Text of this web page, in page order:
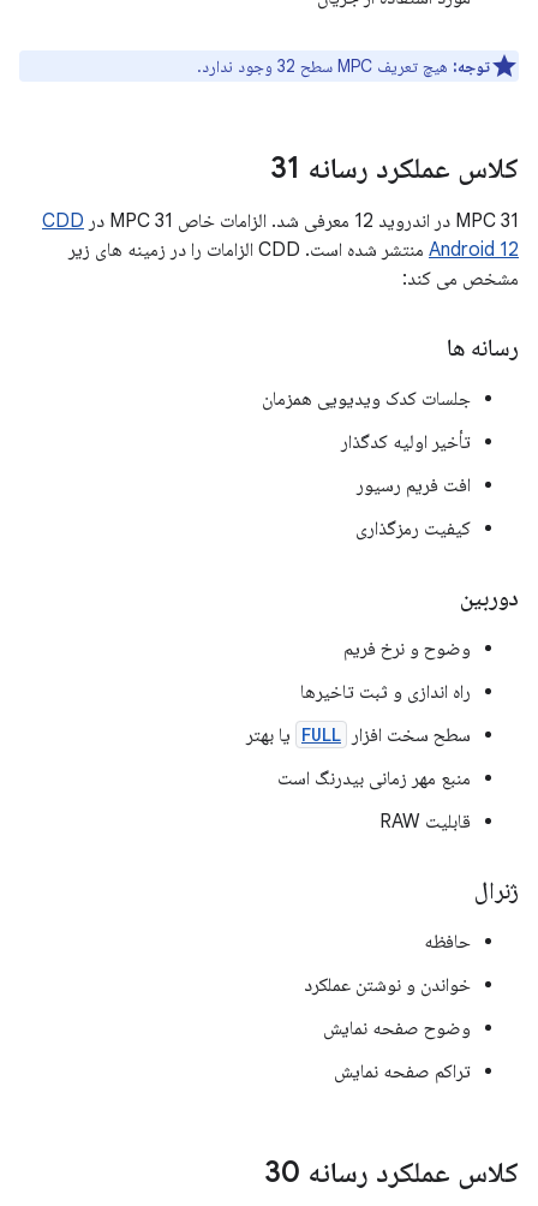
توجه: هیچ تعریف MPC سطح 32 وجود ندارد.
کلاس عملکرد رسانه 31
MPC 31 در اندروید 12 معرفی شد. الزامات خاص MPC 31 در
CDD
Android 12
منتشر شده است. CDD الزامات را در زمینه های زیر
مشخص می کند:
رسانه ها
جلسات کدک ویدیویی همزمان
تأخیر اولیه کدگذار
افت فریم رسیور
کیفیت رمزگذاری
دوربین
وضوح و نرخ فریم
راه اندازی و ثبت تاخیرها
سطح سخت افزار
FULL یا بهتر
منبع مهر زمانی بیدرنگ است
قابلیت RAW
ژنرال
حافظه
خواندن و نوشتن عملکرد
وضوح صفحه نمایش
تراکم صفحه نمایش
کلاس عملکرد رسانه 30